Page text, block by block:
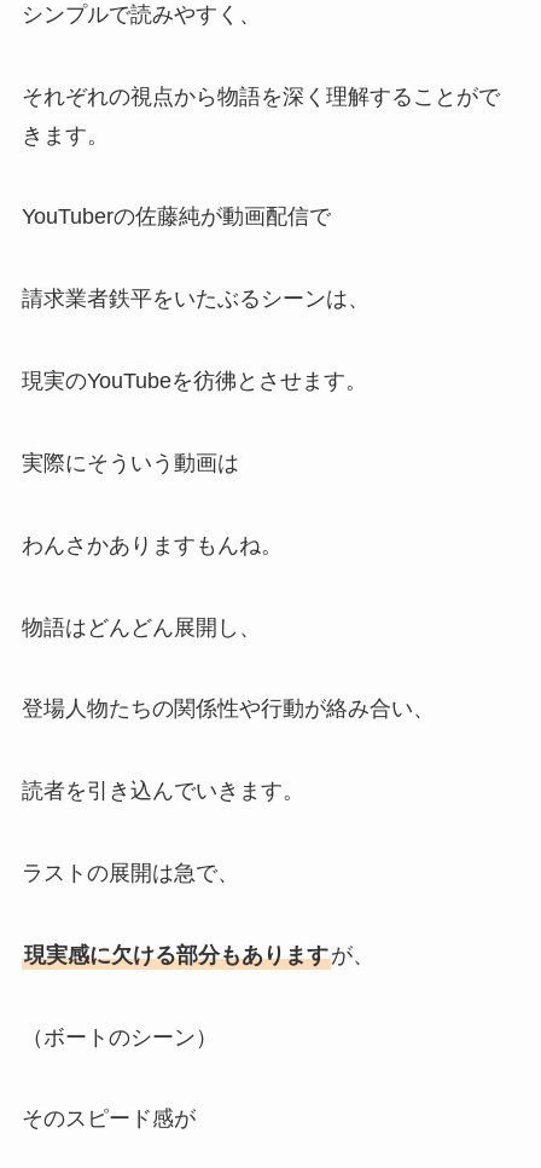
シンプルで読みやすく、
それぞれの視点から物語を深く理解することがで
きます。
YouTuberの佐藤純が動画配信で
請求業者鉄平をいたぶるシーンは、
現実のYouTubeを彷彿とさせます。
実際にそういう動画は
わんさかありますもんね。
物語はどんどん展開し、
登場人物たちの関係性や行動が絡み合い、
読者を引き込んでいきます。
ラストの展開は急で、
現実感に欠ける部分もありますが、
（ボートのシーン）
そのスピード感が